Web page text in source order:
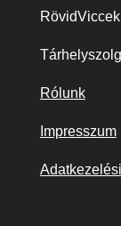
Rólunk
Impresszum